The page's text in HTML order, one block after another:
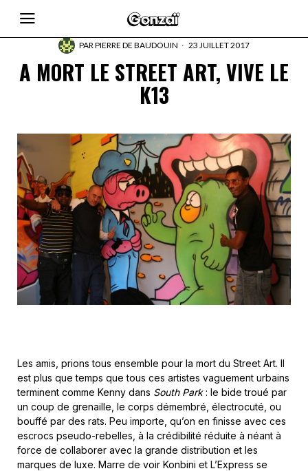
PARPIERRE DE BAUDOUIN 23 JUILLET 2017
A MORT LE STREET ART, VIVE LE
K13
Les amis, prions tous ensemble pour la mort du Street Art. Il
est plus que temps que tous ces artistes vaguement urbains
terminent comme Kenny dans South Park: le bide troué par
un coup de grenaille, le corps démembré, électrocuté, ou
bouffé par des rats. Peu importe, qu’on en finisse avec ces
escrocs pseudo-rebelles, à la crédibilité réduite à néant à
force de collaborer avec la grande distribution et les
marques de luxe. Marre de voir Konbini et L’Express se